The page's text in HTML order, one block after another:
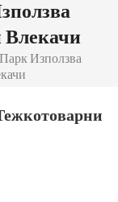
Влекачи
Използва